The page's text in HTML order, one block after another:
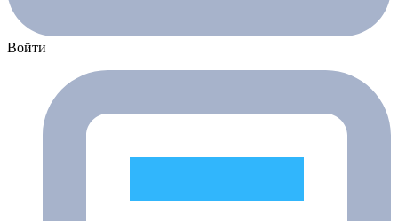
Войти